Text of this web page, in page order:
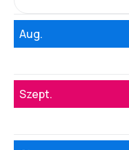
Aug.
Szept.